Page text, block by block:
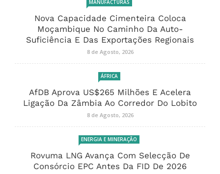
MANUFACTURAS
Nova Capacidade Cimenteira Coloca
Moçambique No Caminho Da Auto-
Suficiência E Das Exportações Regionais
8 de Agosto, 2026
ÁFRICA
AfDB Aprova US$265 Milhões E Acelera
Ligação Da Zâmbia Ao Corredor Do Lobito
8 de Agosto, 2026
ENERGIA E MINERAÇÃO
Rovuma LNG Avança Com Selecção De
Consórcio EPC Antes Da FID De 2026